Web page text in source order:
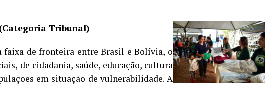
Tribunal)
faixa de fronteira entre Brasil e Bolívia, o
de cidadania, saúde, educação, cultura
em situação de vulnerabilidade. A